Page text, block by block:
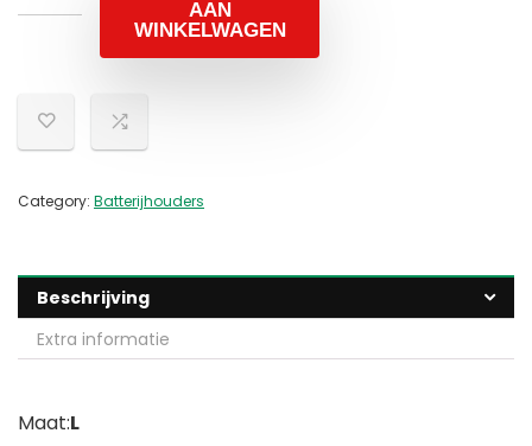
AAN
WINKELWAGEN
Category: Batterijhouders
Beschrijving
Extra informatie
Maat:L